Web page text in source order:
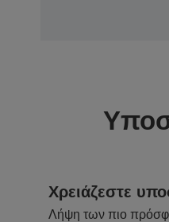
Χρειάζεστε
Λήψη των πιο